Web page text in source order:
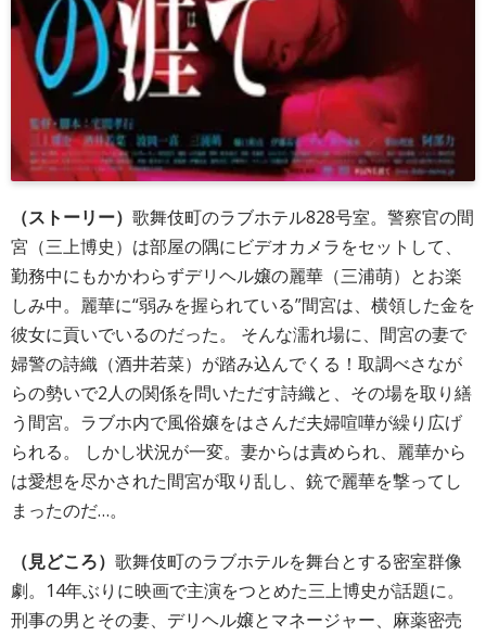
（ストーリー） 歌舞伎町のラブホテル828号室。警察官の間
宮（三上博史）は部屋の隅にビデオカメラをセットして、
勤務中にもかかわらずデリヘル嬢の麗華（三浦萌）とお楽
しみ中。麗華に“弱みを握られている”間宮は、横領した金を
彼女に貢いでいるのだった。 そんな濡れ場に、間宮の妻で
婦警の詩織（酒井若菜）が踏み込んでくる！取調べさなが
らの勢いで2人の関係を問いただす詩織と、その場を取り繕
う間宮。ラブホ内で風俗嬢をはさんだ夫婦喧嘩が繰り広げ
られる。 しかし状況が一変。妻からは責められ、麗華から
は愛想を尽かされた間宮が取り乱し、銃で麗華を撃ってし
まったのだ…。
（見どころ） 歌舞伎町のラブホテルを舞台とする密室群像
劇。14年ぶりに映画で主演をつとめた三上博史が話題に。
刑事の男とその妻、デリヘル嬢とマネージャー、麻薬密売